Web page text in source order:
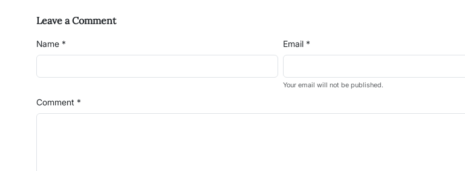
Leave a Comment
Name * Email *
Your email will not be published.
Comment *